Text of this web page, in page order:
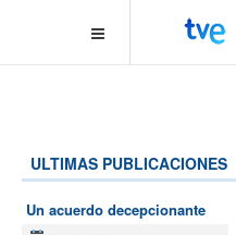
.plain-style .box-contact.box-bg
url('../../images/contact.png') 0 0
ULTIMAS PUBLICACIONES
Un acuerdo decepcionante